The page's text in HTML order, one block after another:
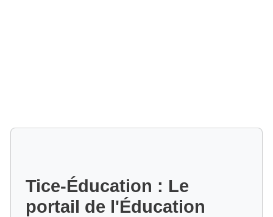
Tice-Éducation : Le
portail de l'Éducation